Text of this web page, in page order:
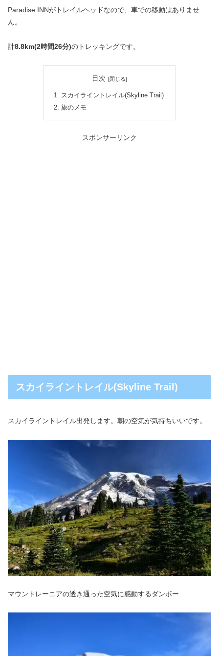
Paradise INNがトレイルヘッドなので、車での移動はありませ
ん。
計8.8km(2時間26分)のトレッキングです。
目次
スカイライントレイル(Skyline Trail)
旅のメモ
スポンサーリンク
スカイライントレイル(Skyline Trail)
スカイライントレイル出発します。朝の空気が気持ちいいです。
マウントレーニアの透き通った空気に感動するダンボー